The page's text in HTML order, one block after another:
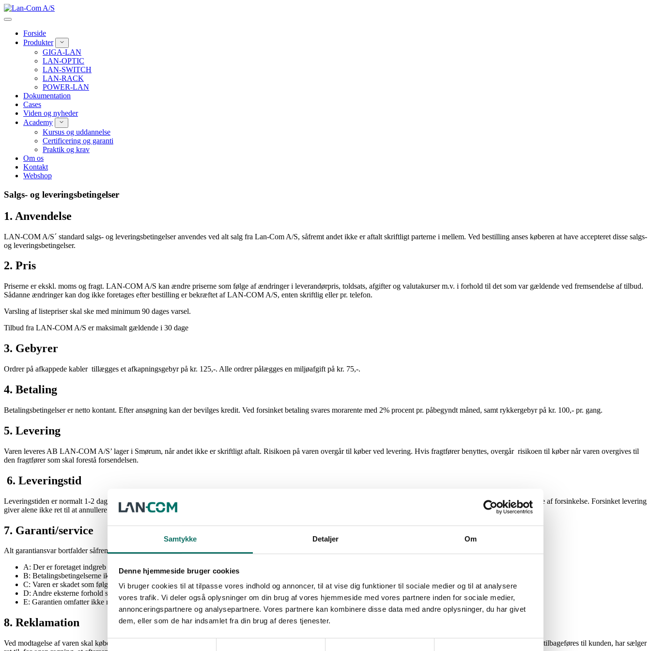
Samtykke Detaljer Om
Denne hjemmeside bruger cookies
Vi bruger cookies til at tilpasse vores indhold og annoncer, til at vise dig funktioner til sociale medier og til at analysere
vores trafik. Vi deler også oplysninger om din brug af vores hjemmeside med vores partnere inden for sociale medier,
annonceringspartnere og analysepartnere. Vores partnere kan kombinere disse data med andre oplysninger, du har givet
dem, eller som de har indsamlet fra din brug af deres tjenester.
Samtykkevalg
Spring
til
Forside
Produkter
GIGA-LAN
LAN-OPTIC
LAN-SWITCH
LAN-RACK
POWER-LAN
Dokumentation
Cases
Viden og nyheder
Academy
Kursus og uddannelse
Certificering og garanti
Praktik og krav
Om os
Kontakt
Webshop
Salgs- og leveringsbetingelser
1. Anvendelse
LAN-COM A/S´ standard salgs- og leveringsbetingelser anvendes ved alt salg fra Lan-Com A/S, såfremt andet ikke er aftalt skriftligt parterne i mellem. Ved bestilling anses køberen at have accepteret disse salgs-
og leveringsbetingelser.
2. Pris
Priserne er ekskl. moms og fragt. LAN-COM A/S kan ændre priserne som følge af ændringer i leverandørpris, toldsats, afgifter og valutakurser m.v. i forhold til det som var gældende ved fremsendelse af tilbud.
Sådanne ændringer kan dog ikke foretages efter bestilling er bekræftet af LAN-COM A/S, enten skriftlig eller pr. telefon.
Varsling af listepriser skal ske med minimum 90 dages varsel.
Tilbud fra LAN-COM A/S er maksimalt gældende i 30 dage
3. Gebyrer
Ordrer på afkappede kabler tillægges et afkapningsgebyr på kr. 125,-. Alle ordrer pålægges en miljøafgift på kr. 75,-.
4. Betaling
Betalingsbetingelser er netto kontant. Efter ansøgning kan der bevilges kredit. Ved forsinket betaling svares morarente med 2% procent pr. påbegyndt måned, samt rykkergebyr på kr. 100,- pr. gang.
5. Levering
Varen leveres AB LAN-COM A/S’ lager i Smørum, når andet ikke er skriftligt aftalt. Risikoen på varen overgår til køber ved levering. Hvis fragtfører benyttes, overgår risikoen til køber når varen overgives til
den fragtfører som skal forestå forsendelsen.
6. Leveringstid
Leveringstiden er normalt 1-2 dage fra bestilling. Leveringstiden er baseret på oplysninger fra LAN-COM leverandører. LAN-COM A/S fraskriver sig ethvert ansvar for følgerne af forsinkelse. Forsinket levering
giver alene ikke ret til at annullere ordre.
7. Garanti/service
Alt garantiansvar bortfalder såfremt:
A: Der er foretaget indgreb i varen uden sælgers samtykke.
B: Betalingsbetingelserne ikke er overholdt.
C: Varen er skadet som følge af ukyndig behandling såsom manglende overholdelse af elektrostatisk beskyttelse.
D: Andre eksterne forhold som f.eks. brand, indbrud/tyveri, vandskade, transport m.v.
E: Garantien omfatter ikke normal slidtage som følge af normalt brug.
8. Reklamation
Ved modtagelse af varen skal køber inspicere denne og straks, senest 8 dage fra varen er modtaget, reklamere skriftligt over eventuelle fejl og mangler. Hvis fejl/mangel ikke kan tilbageføres til kunden, har sælger